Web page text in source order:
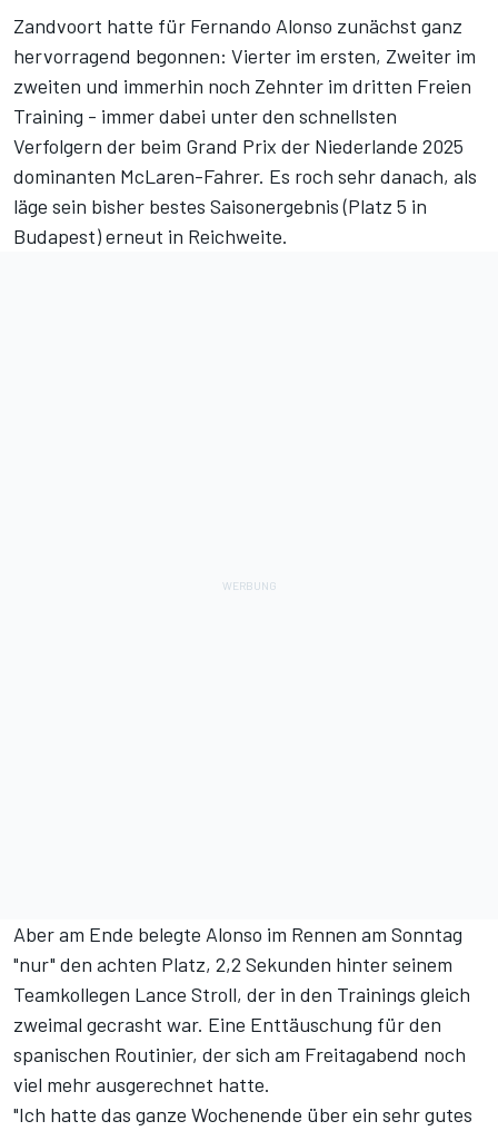
Zandvoort hatte für Fernando Alonso zunächst ganz
hervorragend begonnen: Vierter im ersten, Zweiter im
zweiten und immerhin noch Zehnter im dritten Freien
Training - immer dabei unter den schnellsten
Verfolgern der beim Grand Prix der Niederlande 2025
dominanten McLaren-Fahrer. Es roch sehr danach, als
läge sein bisher bestes Saisonergebnis (Platz 5 in
Budapest) erneut in Reichweite.
Aber am Ende belegte Alonso im Rennen am Sonntag
"nur" den achten Platz, 2,2 Sekunden hinter seinem
Teamkollegen Lance Stroll, der in den Trainings gleich
zweimal gecrasht war. Eine Enttäuschung für den
spanischen Routinier, der sich am Freitagabend noch
viel mehr ausgerechnet hatte.
"Ich hatte das ganze Wochenende über ein sehr gutes